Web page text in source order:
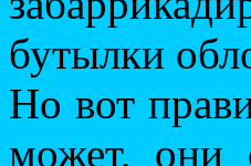
бутылки
Но вот
может, они